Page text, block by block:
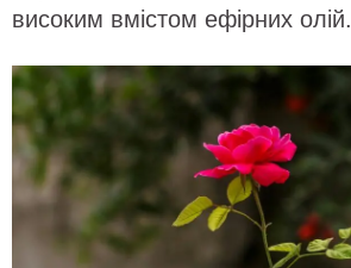
високим вмістом ефірних олій.